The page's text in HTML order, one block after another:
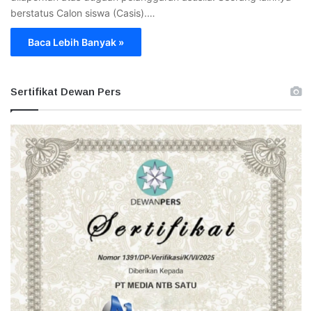
berstatus Calon siswa (Casis).…
Baca Lebih Banyak »
Sertifikat Dewan Pers